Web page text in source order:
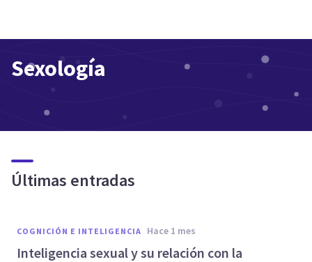
Sexología
Últimas entradas
COGNICIÓN E INTELIGENCIA hace 1 mes
Inteligencia sexual y su relación con la